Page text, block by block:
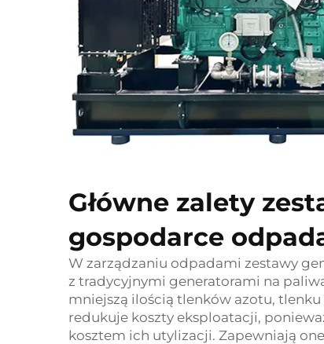
Główne zalety
gospodarce
W zarządzaniu odpadami zestawy
z tradycyjnymi generatorami na
mniejszą ilością tlenków azotu,
redukuje koszty eksploatacji,
kosztem ich utylizacji. Zapewniają